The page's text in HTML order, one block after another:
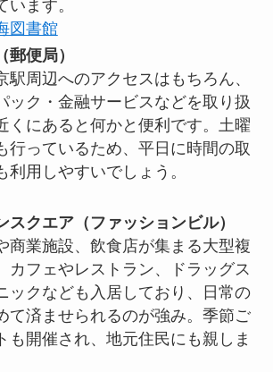
います。
図書館
郵便局）
駅周辺へのアクセスはもちろん、
ック・金融サービスなどを取り扱
くにあると何かと便利です。土曜
行っているため、平日に時間の取
利用しやすいでしょう。
スクエア（ファッションビル）
商業施設、飲食店が集まる大型複
カフェやレストラン、ドラッグス
ックなども入居しており、日常の
て済ませられるのが強み。季節ご
も開催され、地元住民にも親しま